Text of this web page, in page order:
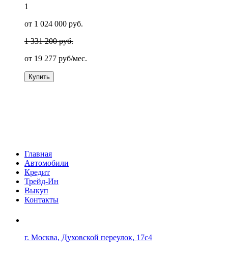
1
от 1 024 000 руб.
1 331 200 руб.
от 19 277 руб/мес.
Купить
Главная
Автомобили
Кредит
Трейд-Ин
Выкуп
Контакты
г. Москва, Духовской переулок, 17с4